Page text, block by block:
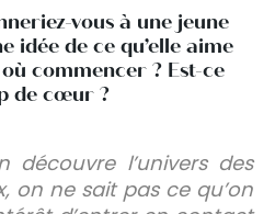
vous à une jeune
idée de ce qu’elle aime
commencer ? Est-ce
de cœur ?
découvre l’univers des
on ne sait pas ce qu’on